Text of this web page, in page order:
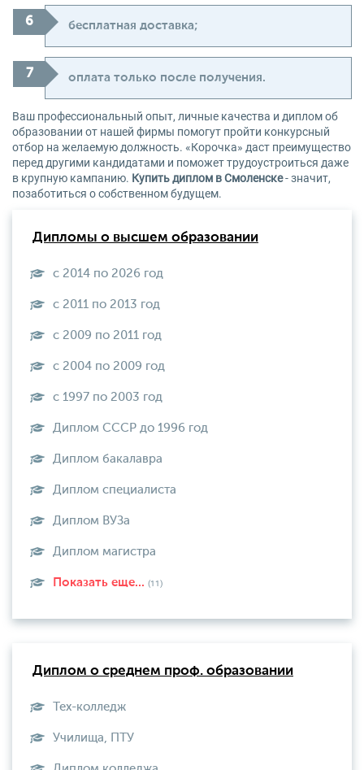
бесплатная доставка;
оплата только после получения.
Ваш профессиональный опыт, личные качества и диплом об
образовании от нашей фирмы помогут пройти конкурсный
отбор на желаемую должность. «Корочка» даст преимущество
перед другими кандидатами и поможет трудоустроиться даже
в крупную кампанию. Купить диплом в Смоленске- значит,
позаботиться о собственном будущем.
Дипломы о высшем образовании
с 2014 по 2026 год
с 2011 по 2013 год
с 2009 по 2011 год
с 2004 по 2009 год
с 1997 по 2003 год
Диплом СССР до 1996 год
Диплом бакалавра
Диплом специалиста
Диплом ВУЗа
Диплом магистра
Показать еще... (11)
Диплом о среднем проф. образовании
Тех-колледж
Училища, ПТУ